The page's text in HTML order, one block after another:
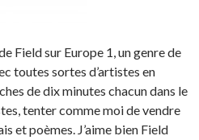
Field sur Europe 1, un genre de
toutes sortes d’artistes en
de dix minutes chacun dans le
tenter comme moi de vendre
et poèmes. J’aime bien Field